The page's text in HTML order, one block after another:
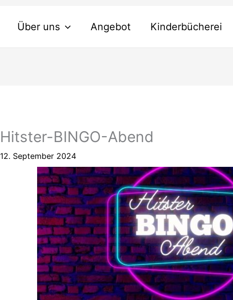
Über uns Angebot Kinderbücherei
Hitster-BINGO-Abend
12. September 2024